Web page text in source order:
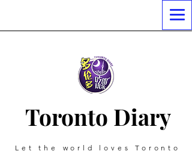
Toronto Diary
Let the world loves Toronto